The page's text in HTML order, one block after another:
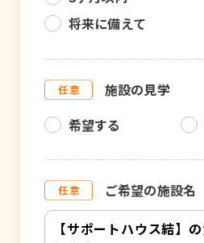
将来に備えて
施設の見学
希望する
ご希望の施設名